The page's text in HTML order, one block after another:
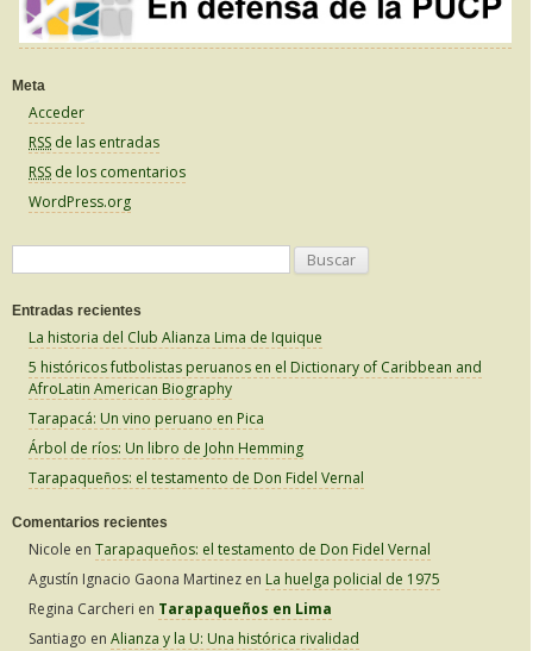
Meta
Acceder
RSS de las entradas
RSS de los comentarios
WordPress.org
sEntradas recientes
La historia del Club Alianza Lima de Iquique
5 históricos futbolistas peruanos en el Dictionary of Caribbean and
AfroLatin American Biography
Tarapacá: Un vino peruano en Pica
Árbol de ríos: Un libro de John Hemming
Tarapaqueños: el testamento de Don Fidel Vernal
Comentarios recientes
Nicole en Tarapaqueños: el testamento de Don Fidel Vernal
Agustín Ignacio Gaona Martinez en La huelga policial de 1975
Regina Carcheri en Tarapaqueños en Lima
Santiago en Alianza y la U: Una histórica rivalidad